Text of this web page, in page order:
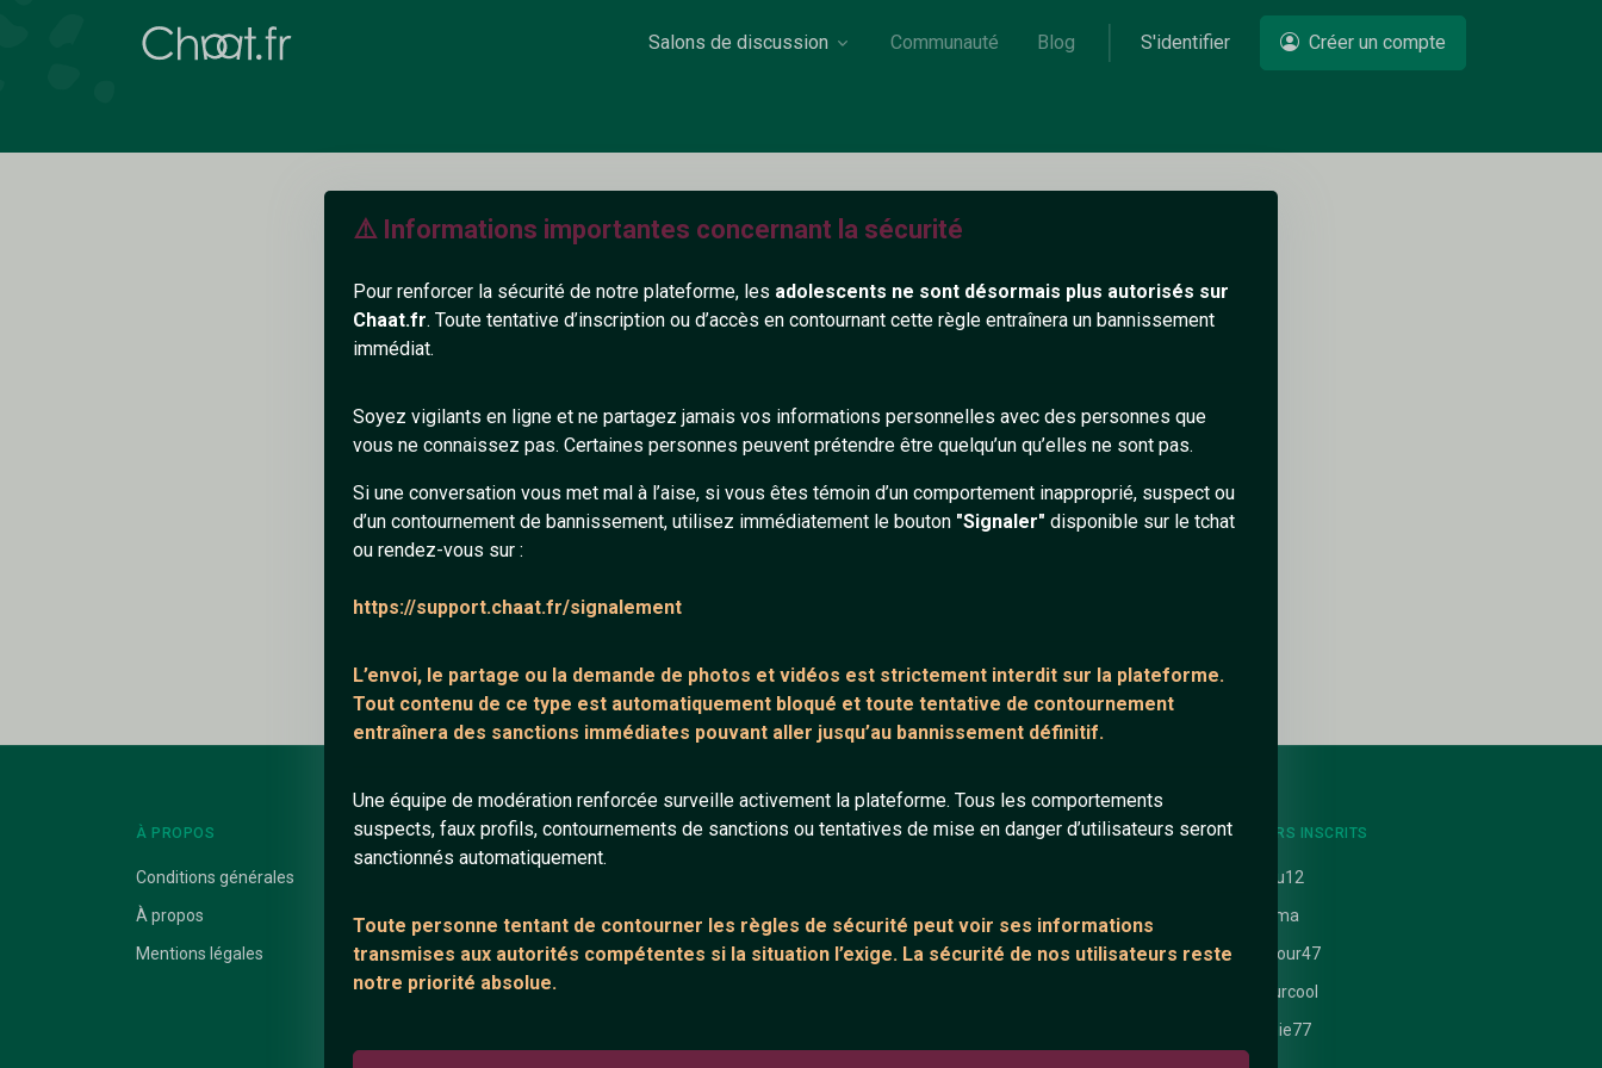
⚠️ Informations importantes concernant la sécurité
Pour renforcer la sécurité de notre plateforme, les adolescents ne sont désormais plus autorisés sur
Chaat.fr. Toute tentative d’inscription ou d’accès en contournant cette règle entraînera un bannissement
immédiat.
Soyez vigilants en ligne et ne partagez jamais vos informations personnelles avec des personnes que
vous ne connaissez pas. Certaines personnes peuvent prétendre être quelqu’un qu’elles ne sont pas.
Si une conversation vous met mal à l’aise, si vous êtes témoin d’un comportement inapproprié, suspect ou
d’un contournement de bannissement, utilisez immédiatement le bouton "Signaler" disponible sur le tchat
ou rendez-vous sur :
https://support.chaat.fr/signalement
L’envoi, le partage ou la demande de photos et vidéos est strictement interdit sur la plateforme.
Tout contenu de ce type est automatiquement bloqué et toute tentative de contournement
entraînera des sanctions immédiates pouvant aller jusqu’au bannissement définitif.
Une équipe de modération renforcée surveille activement la plateforme. Tous les comportements
suspects, faux profils, contournements de sanctions ou tentatives de mise en danger d’utilisateurs seront
sanctionnés automatiquement.
Toute personne tentant de contourner les règles de sécurité peut voir ses informations
transmises aux autorités compétentes si la situation l’exige. La sécurité de nos utilisateurs reste
notre priorité absolue.
Salons de discussion Communauté Blog S'identifier Créer un compte
Pavel94
35 ans Non renseigné
Ajouter un commentaire (0)
À PROPOS
Conditions générales
À propos
Mentions légales
LIENS UTILES
Salons de discussion
Communauté
ANNEXE
Support IRC
ARTICLES RÉCENTS
Chat en ligne
Témoignage de nathanaelle
DERNIERS INSCRITS
jadou12
cinema
Bonjour47
bimurcool
Bernie77